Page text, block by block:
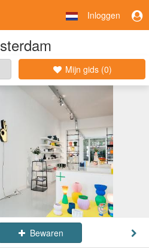
Inloggen
Mijn gids (0)
Bewaren